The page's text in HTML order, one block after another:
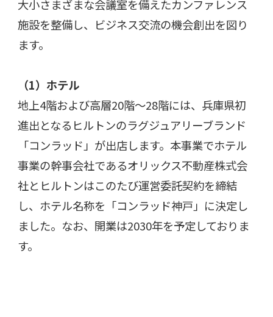
大小さまざまな会議室を備えたカンファレンス
施設を整備し、ビジネス交流の機会創出を図り
ます。
（1）ホテル
地上4階および高層20階～28階には、兵庫県初
進出となるヒルトンのラグジュアリーブランド
「コンラッド」が出店します。本事業でホテル
事業の幹事会社であるオリックス不動産株式会
社とヒルトンはこのたび運営委託契約を締結
し、ホテル名称を「コンラッド神戸」に決定し
ました。なお、開業は2030年を予定しておりま
す。